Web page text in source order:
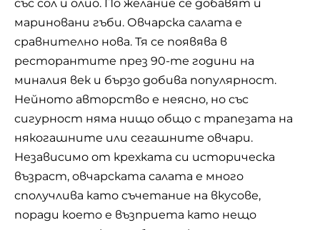
След 5
© След 5 е твоето място за всичко, което
обичаш! Кино, музика, пътешествия, хоби,
забавление, вкусна храна… Вдъхновение, което
превръща свободното време в незабравимо
преживяване! Защото истинският живот
започва © След 5!
www.SLED5.bg